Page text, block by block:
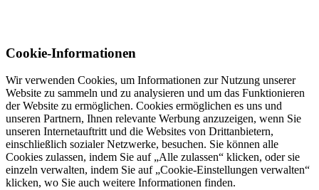
Cookie-Informationen
Wir verwenden Cookies, um Informationen zur Nutzung unserer
Website zu sammeln und zu analysieren und um das Funktionieren
der Website zu ermöglichen. Cookies ermöglichen es uns und
unseren Partnern, Ihnen relevante Werbung anzuzeigen, wenn Sie
unseren Internetauftritt und die Websites von Drittanbietern,
einschließlich sozialer Netzwerke, besuchen. Sie können alle
Cookies zulassen, indem Sie auf „Alle zulassen“ klicken, oder sie
einzeln verwalten, indem Sie auf „Cookie-Einstellungen verwalten“
klicken, wo Sie auch weitere Informationen finden.